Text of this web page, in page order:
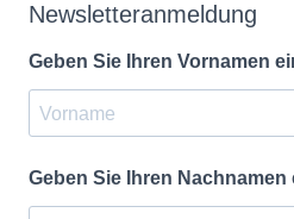
Newsletteranmeldung
Geben Sie Ihren Vornamen
Geben Sie Ihren Nachnamen